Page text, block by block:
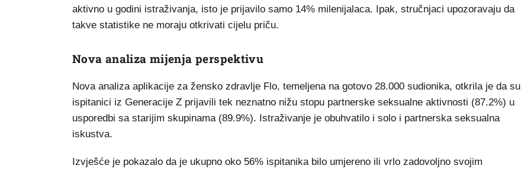
aktivno u godini istraživanja, isto je prijavilo samo 14% milenijalaca. Ipak, stručnjaci upozoravaju da
takve statistike ne moraju otkrivati cijelu priču.
Nova analiza mijenja perspektivu
Nova analiza aplikacije za žensko zdravlje Flo, temeljena na gotovo 28.000 sudionika, otkrila je da su
ispitanici iz Generacije Z prijavili tek neznatno nižu stopu partnerske seksualne aktivnosti (87.2%) u
usporedbi sa starijim skupinama (89.9%). Istraživanje je obuhvatilo i solo i partnerska seksualna
iskustva.
Izvješće je pokazalo da je ukupno oko 56% ispitanika bilo umjereno ili vrlo zadovoljno svojim